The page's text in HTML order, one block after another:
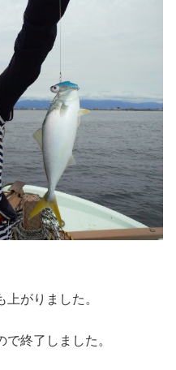
がりました。
終了しました。